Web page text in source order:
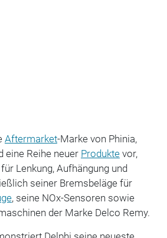
Aftermarket-Marke von Phinia,
eine Reihe neuer Produktevor,
Lenkung, Aufhängung und
seiner Bremsbeläge für
, seine NOx-Sensoren sowie
der Marke Delco Remy.